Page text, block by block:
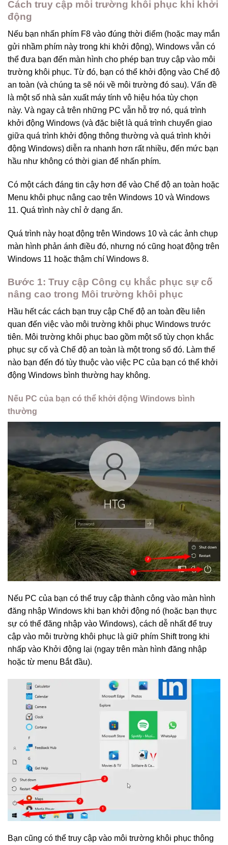
Cách truy cập môi trường khôi phục khi khởi
động
Nếu bạn nhấn phím F8 vào đúng thời điểm (hoặc may mắn
gửi nhầm phím này trong khi khởi động), Windows vẫn có
thể đưa bạn đến màn hình cho phép bạn truy cập vào môi
trường khôi phục. Từ đó, bạn có thể khởi động vào Chế độ
an toàn (và chúng ta sẽ nói về môi trường đó sau). Vấn đề
là một số nhà sản xuất máy tính vô hiệu hóa tùy chọn
này. Và ngay cả trên những PC vẫn hỗ trợ nó, quá trình
khởi động Windows (và đặc biệt là quá trình chuyển giao
giữa quá trình khởi động thông thường và quá trình khởi
động Windows) diễn ra nhanh hơn rất nhiều, đến mức bạn
hầu như không có thời gian để nhấn phím.
Có một cách đáng tin cậy hơn để vào Chế độ an toàn hoặc
Menu khôi phục nâng cao trên Windows 10 và Windows
11. Quá trình này chỉ ở dạng ẩn.
Quá trình này hoạt động trên Windows 10 và các ảnh chụp
màn hình phản ánh điều đó, nhưng nó cũng hoạt động trên
Windows 11 hoặc thậm chí Windows 8.
Bước 1: Truy cập Công cụ khắc phục sự cố
nâng cao trong Môi trường khôi phục
Hầu hết các cách bạn truy cập Chế độ an toàn đều liên
quan đến việc vào môi trường khôi phục Windows trước
tiên. Môi trường khôi phục bao gồm một số tùy chọn khắc
phục sự cố và Chế độ an toàn là một trong số đó. Làm thế
nào bạn đến đó tùy thuộc vào việc PC của bạn có thể khởi
động Windows bình thường hay không.
Nếu PC của bạn có thể khởi động Windows bình
thường
Nếu PC của bạn có thể truy cập thành công vào màn hình
đăng nhập Windows khi bạn khởi động nó (hoặc bạn thực
sự có thể đăng nhập vào Windows), cách dễ nhất để truy
cập vào môi trường khôi phục là giữ phím Shift trong khi
nhấp vào Khởi động lại (ngay trên màn hình đăng nhập
hoặc từ menu Bắt đầu).
Bạn cũng có thể truy cập vào môi trường khôi phục thông